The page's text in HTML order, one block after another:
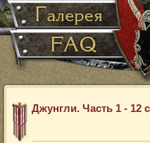
Джунгли. Часть 1 - 12